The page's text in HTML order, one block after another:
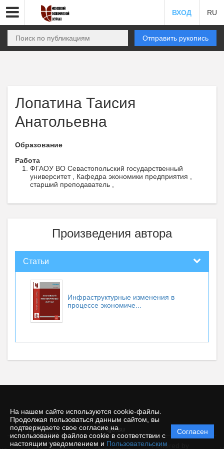
На нашем сайте используются cookie-файлы.
Продолжая пользоваться данным сайтом, вы
подтверждаете свое согласие на
использование файлов cookie в соответствии с
настоящим уведомлением и Пользовательским
Согласен
ВХОД RU
Отправить рукопись
Лопатина Таисия
Анатольевна
Образование
Работа
ФГАОУ ВО Севастопольский государственный
университет , Кафедра экономики предприятия ,
старший преподаватель ,
Произведения автора
Статьи
Инфраструктурные изменения в
процессе экономиче...
© qje.su
Политика
защиты и
Powered by